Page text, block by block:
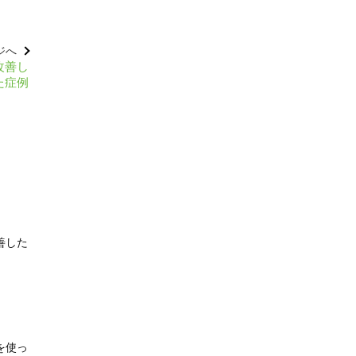
へ
善し
症例
した
使っ